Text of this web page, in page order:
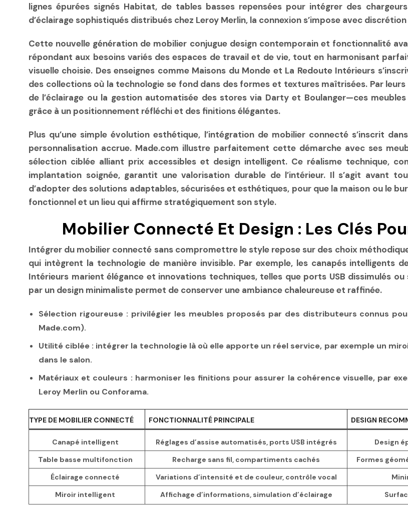
lignes épurées signés Habitat, de tables basses repensées pour intégrer des
d’éclairage sophistiqués distribués chez Leroy Merlin, la connexion s’impose avec
Cette nouvelle génération de mobilier conjugue design contemporain et fonctionnalité
répondant aux besoins variés des espaces de travail et de vie, tout en harmonisant
visuelle choisie. Des enseignes comme Maisons du Monde et La Redoute Intérieurs
des collections où la technologie se fond dans des formes et textures maîtrisées. Par
de l’éclairage ou la gestion automatisée des stores via Darty et Boulanger—ces
grâce à un positionnement réfléchi et des finitions élégantes.
Plus qu’une simple évolution esthétique, l’intégration de mobilier connecté s’inscrit
personnalisation accrue. Made.com illustre parfaitement cette démarche avec ses
sélection ciblée alliant prix accessibles et design intelligent. Ce réalisme technique,
implantation soignée, garantit une valorisation durable de l’intérieur. Il s’agit avant
d’adopter des solutions adaptables, sécurisées et esthétiques, pour que la maison ou le
fonctionnel et un lieu qui affirme stratégiquement son style.
Mobilier Connecté Et Design : Les Clés
Intégrer du mobilier connecté sans compromettre le style repose sur des choix
qui intègrent la technologie de manière invisible. Par exemple, les canapés intelligents
Intérieurs marient élégance et innovations techniques, telles que ports USB dissimulés
par un design minimaliste permet de conserver une ambiance chaleureuse et raffinée.
Sélection rigoureuse: privilégier les meubles proposés par des distributeurs connus
Made.com).
Utilité ciblée : intégrer la technologie là où elle apporte un réel service, par exemple un
dans le salon.
Matériaux et couleurs : harmoniser les finitions pour assurer la cohérence visuelle, par
Leroy Merlin ou Conforama.
TYPE DE MOBILIER CONNECTÉ FONCTIONNALITÉ PRINCIPALE DESIGN
Canapé intelligent Réglages d’assise automatisés, ports USB intégrés Design
Table basse multifonction
Recharge sans fil, compartiments cachés Formes
Éclairage connecté
Variations d’intensité et de couleur, contrôle vocal
Miroir intelligent
Affichage d’informations, simulation d’éclairage